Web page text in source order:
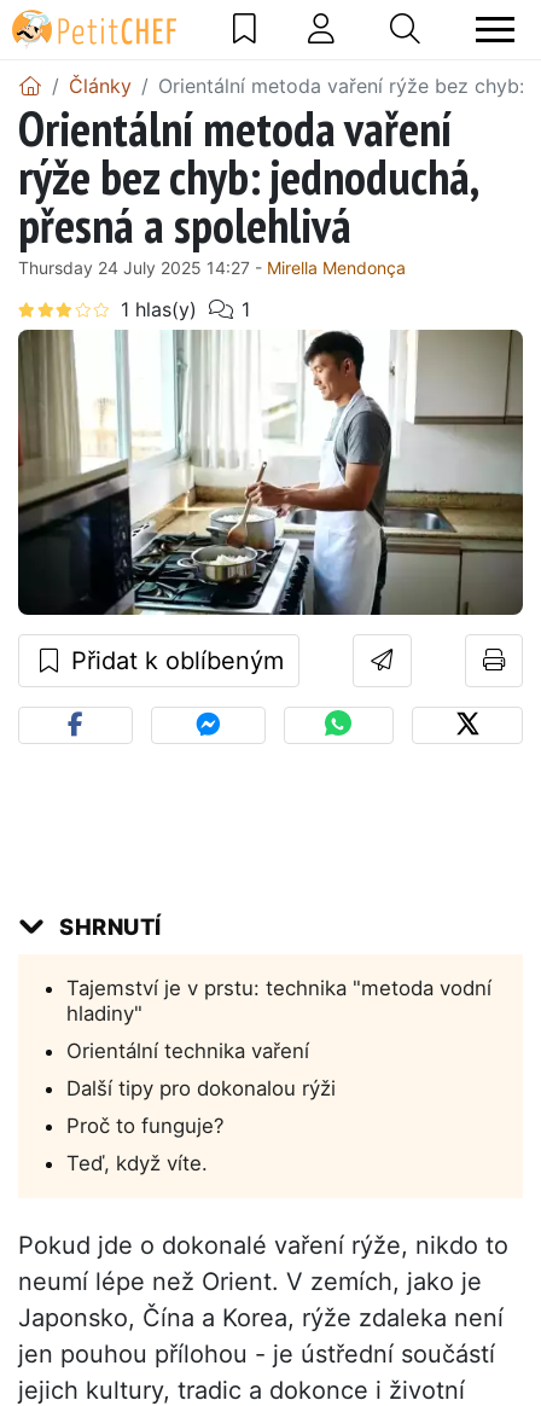
Články Orientální metoda vaření rýže bez chyb:
Orientální metoda vaření
rýže bez chyb: jednoduchá,
přesná a spolehlivá
Thursday 24 July 2025 14:27 - Mirella Mendonça
Přidat k oblíbeným
SHRNUTÍ
Tajemství je v prstu: technika "metoda vodní
hladiny"
Orientální technika vaření
Další tipy pro dokonalou rýži
Proč to funguje?
Teď, když víte.
Pokud jde o dokonalé vaření rýže, nikdo to
neumí lépe než Orient. V zemích, jako je
Japonsko, Čína a Korea, rýže zdaleka není
jen pouhou přílohou - je ústřední součástí
jejich kultury, tradic a dokonce i životní